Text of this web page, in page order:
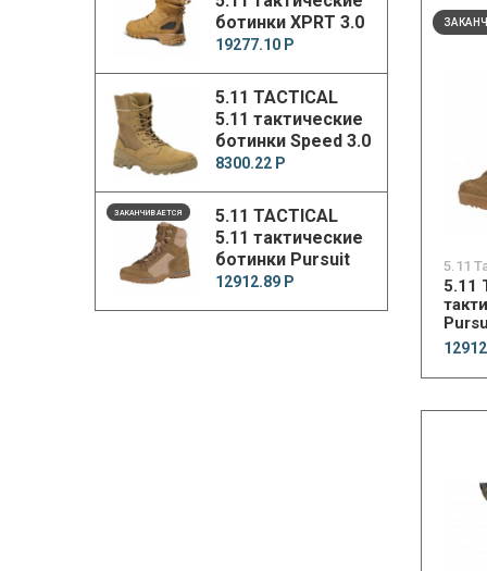
ботинки XPRT 3.0
waterproof 6"
19277.10 Р
5.11 TACTICAL
5.11 тактические
ботинки Speed 3.0
RapidDry Boot
8300.22 Р
ЗАКАНЧИВАЕТСЯ
5.11 TACTICAL
5.11 тактические
ботинки Pursuit
advance 6"
12912.89 Р
5.11
5.11